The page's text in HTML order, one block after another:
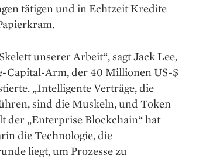
­tätigen und in Echtzeit Kredite
unserer Arbeit“, sagt Jack Lee,
Capital-Arm, der 40 Millionen US-$
„Intelligente Verträge, die
sind die Muskeln, und Token
der „Enterprise Blockchain“ hat
die Technologie, die
liegt, um Prozesse zu